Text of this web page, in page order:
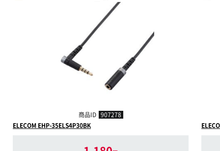
商品ID 907278
ELECOM EHP-35ELS4P30BK